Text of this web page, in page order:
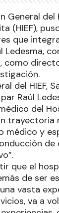
General del
(HIEF),
que
Ledesma,
como
del HIEF,
Raúl
del
trayectoria
médico y
que el
de ser
vasta
va a